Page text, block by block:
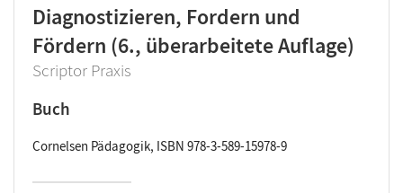
Diagnostizieren, Fordern und
Fördern (6., überarbeitete Auflage)
Scriptor Praxis
Buch
Cornelsen Pädagogik, ISBN 978-3-589-15978-9